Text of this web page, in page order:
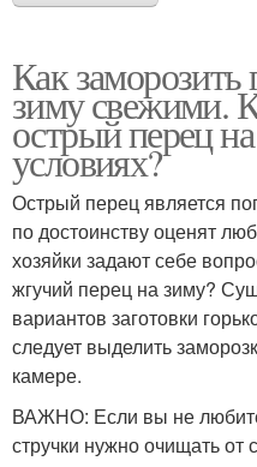
Как заморозить
зиму свежими.
острый перец
условиях?
Острый перец является
по достоинству оценят
хозяйки задают себе
жгучий перец на зиму?
вариантов заготовки
следует выделить
камере.
ВАЖНО: Если вы не
стручки нужно очищать